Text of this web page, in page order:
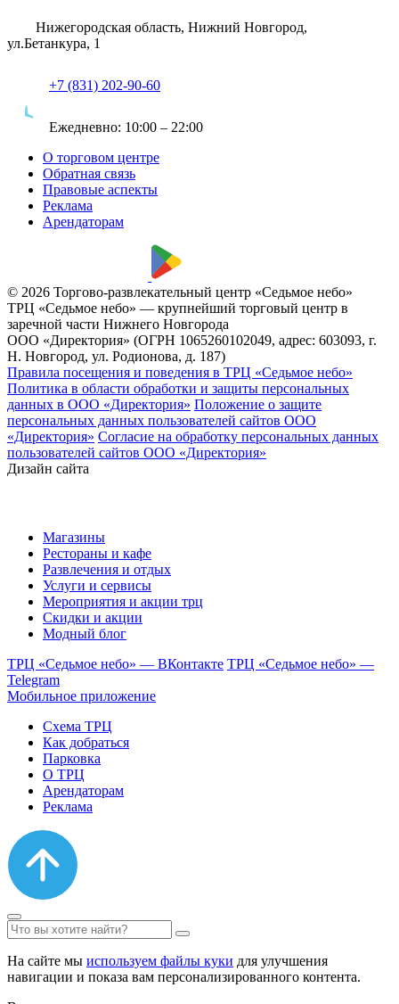
Нижегородская область, Нижний Новгород,
ул.Бетанкура, 1
+7 (831) 202-90-60
Ежедневно: 10:00 – 22:00
О торговом центре
Обратная связь
Правовые аспекты
Реклама
Арендаторам
© 2026 Торгово-развлекательный центр «Седьмое небо»
ТРЦ «Седьмое небо» — крупнейший торговый центр в
заречной части Нижнего Новгорода
ООО «Директория» (ОГРН 1065260102049, адрес: 603093, г.
Н. Новгород, ул. Родионова, д. 187)
Правила посещения и поведения в ТРЦ «Седьмое небо»
Политика в области обработки и защиты персональных
данных в ООО «Директория» Положение о защите
персональных данных пользователей сайтов ООО
«Директория» Согласие на обработку персональных данных
пользователей сайтов ООО «Директория»
Дизайн сайта
Магазины
Рестораны и кафе
Развлечения и отдых
Услуги и сервисы
Мероприятия и акции трц
Скидки и акции
Модный блог
ТРЦ «Седьмое небо» — ВКонтакте ТРЦ «Седьмое небо» —
Telegram
Мобильное приложение
Схема ТРЦ
Как добраться
Парковка
О ТРЦ
Арендаторам
Реклама
На сайте мы используем файлы куки для улучшения
навигации и показа вам персонализированного контента.